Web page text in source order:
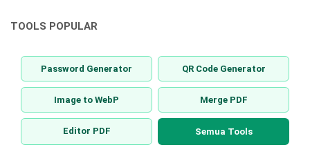
TOOLS POPULAR
Password Generator QR Code Generator
Image to WebP Merge PDF
Editor PDF Semua Tools